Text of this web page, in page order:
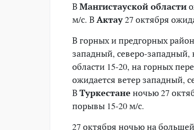
В Мангистауской области
м/с. В Актау27 октября
В горных и предгорных
западный, северо-западный,
области 15-20, на горных
ожидается ветер западный,
В Туркестане ночью 27
порывы 15-20 м/с.
27 октября ночью на